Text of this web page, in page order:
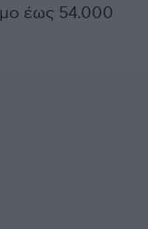
έως 54.000